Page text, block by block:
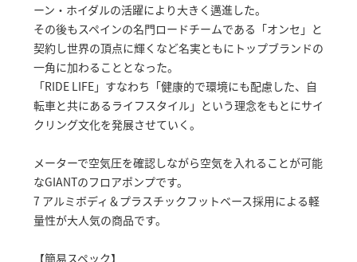
ーン・ホイダルの活躍により大きく邁進した。
その後もスペインの名門ロードチームである「オンセ」と
契約し世界の頂点に輝くなど名実ともにトップブランドの
一角に加わることとなった。
「RIDE LIFE」すなわち「健康的で環境にも配慮した、自
転車と共にあるライフスタイル」という理念をもとにサイ
クリング文化を発展させていく。
メーターで空気圧を確認しながら空気を入れることが可能
なGIANTのフロアポンプです。
7 アルミボディ＆プラスチックフットベース採用による軽
量性が大人気の商品です。
【簡易スペック】